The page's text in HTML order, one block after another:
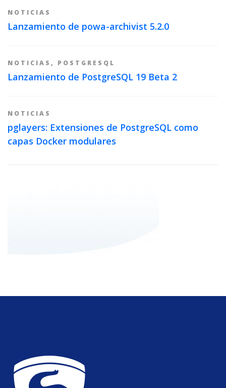
NOTICIAS
Lanzamiento de powa-archivist 5.2.0
NOTICIAS , POSTGRESQL
Lanzamiento de PostgreSQL 19 Beta 2
NOTICIAS
pglayers: Extensiones de PostgreSQL como
capas Docker modulares